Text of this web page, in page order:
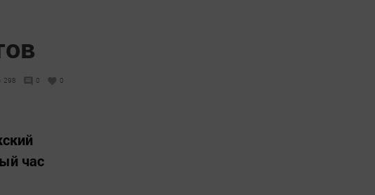
298 0 0
час